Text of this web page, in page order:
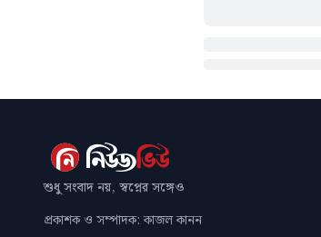
শুধু সংবাদ নয়, স্বপ্নের সঙ্গেও
প্রকাশক ও সম্পাদক: কাজল কানন